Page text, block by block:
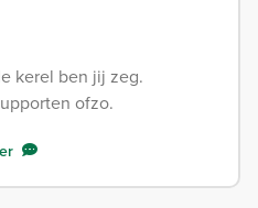
kerel ben jij zeg.
ofzo.